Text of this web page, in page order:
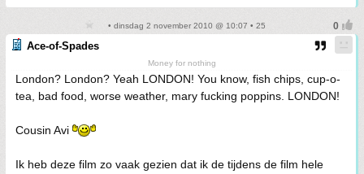
• dinsdag 2 november 2010 @ 10:07 • 25
Ace-of-Spades
Money for nothing
London? London? Yeah LONDON! You know, fish chips, cup-o-
tea, bad food, worse weather, mary fucking poppins. LONDON!
Cousin Avi
Ik heb deze film zo vaak gezien dat ik de tijdens de film hele